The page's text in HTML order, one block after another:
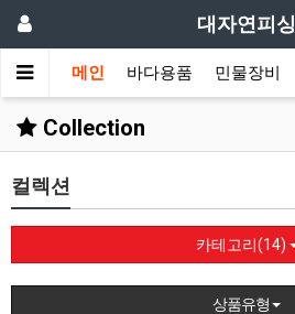
대자연피싱
메인 바다용품 민물장비
Collection
컬렉션
카테고리(14)
상품유형